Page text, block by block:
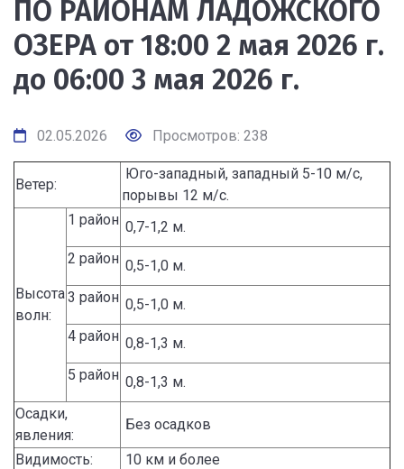
ПО РАЙОНАМ ЛАДОЖСКОГО
ОЗЕРА от 18:00 2 мая 2026 г.
до 06:00 3 мая 2026 г.
02.05.2026 Просмотров: 238
Ветер:
Юго-западный, западный 5-10 м/с,
порывы 12 м/с.
Высота
волн:
1 район 0,7-1,2 м.
2 район 0,5-1,0 м.
3 район 0,5-1,0 м.
4 район 0,8-1,3 м.
5 район 0,8-1,3 м.
Осадки,
явления:
Без осадков
Видимость: 10 км и более